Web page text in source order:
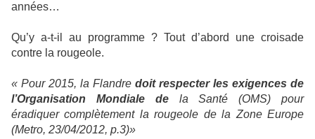
années…
Qu’y a-t-il au programme ? Tout d’abord une croisade
contre la rougeole.
« Pour 2015, la Flandre doit respecter les exigences de
l’Organisation Mondiale dela Santé (OMS) pour
éradiquer complètement la rougeole de la Zone Europe
(Metro, 23/04/2012, p.3)»